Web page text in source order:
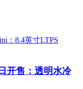
开售：透明水冷